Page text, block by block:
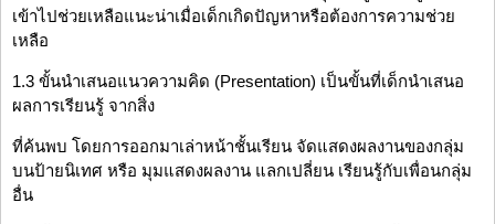
เข้าไปช่วยเหลือแนะน่าเมื่อเด็กเกิดปัญหาหรือต้องการความช่วย
เหลือ
1.3 ขั้นนำเสนอแนวความคิด (Presentation) เป็นขั้นที่เด็กนำเสนอ
ผลการเรียนรู้ จากสิ่ง
ที่ค้นพบ โดยการออกมาเล่าหน้าชั้นเรียน จัดแสดงผลงานของกลุ่ม
บนป้ายนิเทศ หรือ มุมแสดงผลงาน แลกเปลี่ยน เรียนรู้กับเพื่อนกลุ่ม
อื่น